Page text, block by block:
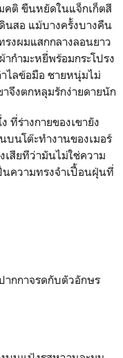
คติ ขืนหยัดในแจ็กเก็ตสี
นสอ แม้บางครั้งบางคืน
รงผมแสกกลางลอนยาว
กำมะหยี่พร้อมกระโปรง
ไลข้อมือ ชายหนุ่มไม่
จึงตกหลุมรักง่ายดายนัก
ร่างกายของเขายัง
บนโต๊ะทำงานของเมอร์
เสียทีว่ามันไม่ใช่ความ
นความทรงจำเปื้อนฝุ่นที่
ากกาจรดกับตัวอักษร